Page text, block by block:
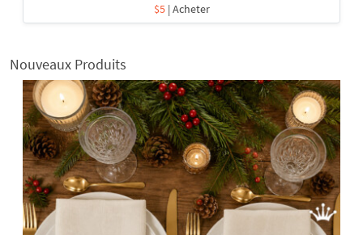
$5| Acheter
Nouveaux Produits